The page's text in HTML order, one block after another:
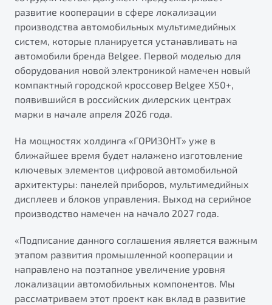
от 1 699 990 ₽*
Обзор В наличии
X70
Универсальный кроссовер
от 2 499 990 ₽*
Подробно
Автомобили в наличии
Тест-драйв
Автокредит
Будьте еще более уверены на дорогах с программой
"Помощь на дорогах"
Преимущества программы
Запись на сервис
Калькулятор ТО
Клиентская поддержка
развитие кооперации в сфере локализации
производства автомобильных мультимедийных
систем, которые планируется устанавливать на
автомобили бренда Belgee. Первой моделью для
оборудования новой электроникой намечен новый
компактный городской кроссовер Belgee X50+,
появившийся в российских дилерских центрах
марки в начале апреля 2026 года.
На мощностях холдинга «ГОРИЗОНТ» уже в
ближайшее время будет налажено изготовление
ключевых элементов цифровой автомобильной
архитектуры: панелей приборов, мультимедийных
дисплеев и блоков управления. Выход на серийное
производство намечен на начало 2027 года.
«Подписание данного соглашения является важным
этапом развития промышленной кооперации и
направлено на поэтапное увеличение уровня
локализации автомобильных компонентов. Мы
рассматриваем этот проект как вклад в развитие